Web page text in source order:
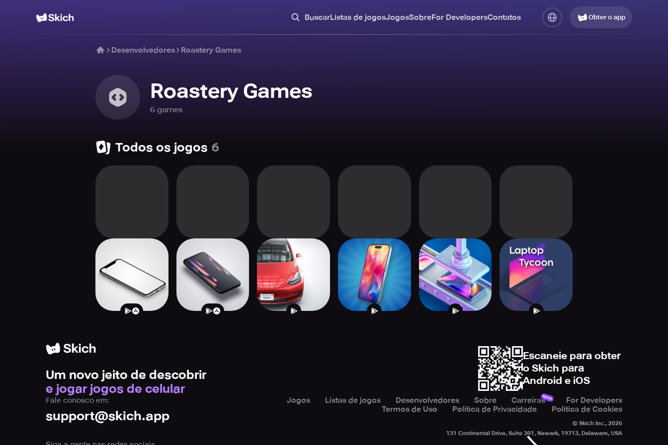
BuscarListas de jogosJogosSobreFor DevelopersContatos Obter o app
Desenvolvedores Roastery Games
Roastery Games
6 games
Todos os jogos 6
Tycoon
Smartphone
Tycoon 2
My Taxi Company Devices Tycoon Phone Creator Laptop Tycoon
Um novo jeito de descobrir
e jogar jogos de celular
Escaneie para obter
o Skich para
Android e iOS
Fale conosco em:
support@skich.app
Jogos Listas de jogos Desenvolvedores Sobre CarreirasNovo
For Developers
Termos de Uso
Política de Privacidade Política de Cookies
© Skich Inc., 2026
131 Continental Drive, Suite 301, Newark, 19713, Delaware, USA